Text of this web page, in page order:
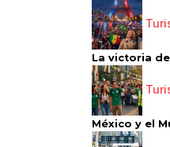
La victoria
México y el